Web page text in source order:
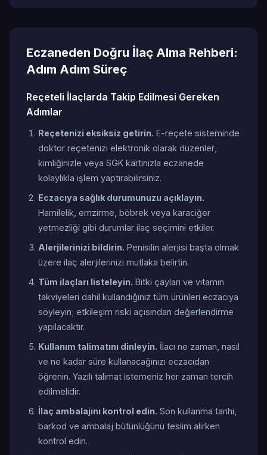
Eczaneden Doğru İlaç Alma Rehberi:
Adım Adım Süreç
Reçeteli İlaçlarda Takip Edilmesi Gereken
Adımlar
Reçetenizi eksiksiz getirin. E-reçete sisteminde
doktor reçetenizi elektronik olarak düzenler;
kimliğinizle veya SGK kartınızla eczanede
kolaylıkla işlem yaptırabilirsiniz.
Eczacıya sağlık durumunuzu açıklayın.
Hamilelik, emzirme, böbrek veya karaciğer
yetmezliği gibi durumlar ilaç seçimini etkiler.
Alerjilerinizi bildirin. Penisilin alerjisi başta olmak
üzere ilaç alerjilerinizi mutlaka belirtin.
Tüm ilaçları listeleyin. Bitki çayları ve vitamin
takviyeleri dahil kullandığınız tüm ürünleri eczacıya
söyleyin; etkileşim riski açısından değerlendirme
yapılacaktır.
Kullanım talimatını dinleyin. İlacı ne zaman, nasıl
ve ne kadar süre kullanacağınızı eczacıdan
öğrenin. Yazılı talimat istemeniz her zaman tercih
edilmelidir.
İlaç ambalajını kontrol edin. Son kullanma tarihi,
barkod ve ambalaj bütünlüğünü teslim alırken
kontrol edin.